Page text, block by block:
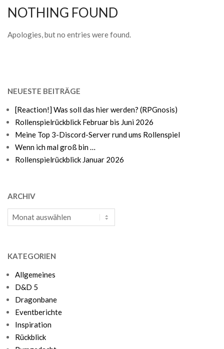
NOTHING FOUND
Apologies, but no entries were found.
NEUESTE BEITRÄGE
[Reaction!] Was soll das hier werden? (RPGnosis)
Rollenspielrückblick Februar bis Juni 2026
Meine Top 3-Discord-Server rund ums Rollenspiel
Wenn ich mal groß bin …
Rollenspielrückblick Januar 2026
ARCHIV
Archiv
KATEGORIEN
Allgemeines
D&D 5
Dragonbane
Eventberichte
Inspiration
Rückblick